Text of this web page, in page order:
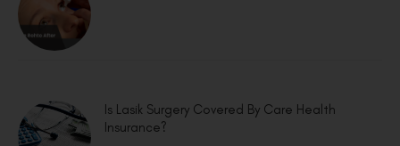
Is Lasik Surgery Covered By Care Health
Insurance?